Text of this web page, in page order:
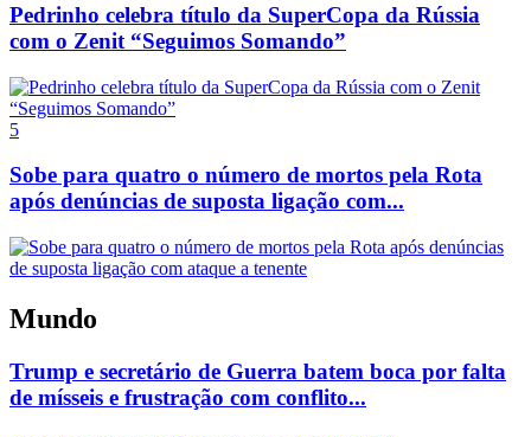
Pedrinho celebra título da SuperCopa da Rússia
com o Zenit “Seguimos Somando”
5
Sobe para quatro o número de mortos pela Rota
após denúncias de suposta ligação com...
Mundo
Trump e secretário de Guerra batem boca por falta
de mísseis e frustração com conflito...